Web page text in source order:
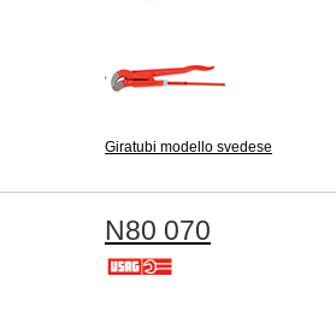
Giratubi modello svedese
N80 070